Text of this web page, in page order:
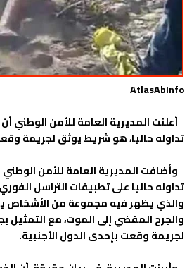
AtlasAbInfo
أعلنت المديرية العامة للأمن الوطني
تداوله حاليا، هو شريط يوثق لجريمة
وأضافت المديرية العامة للأمن
تداوله حاليا على تطبيقات التراسل
والذي يظهر فيه مجموعة من الأشخاص
والجرح المفضي إلى الموت، مع التمثيل
لجريمة وقعت بإحدى الدول الأجنبية.